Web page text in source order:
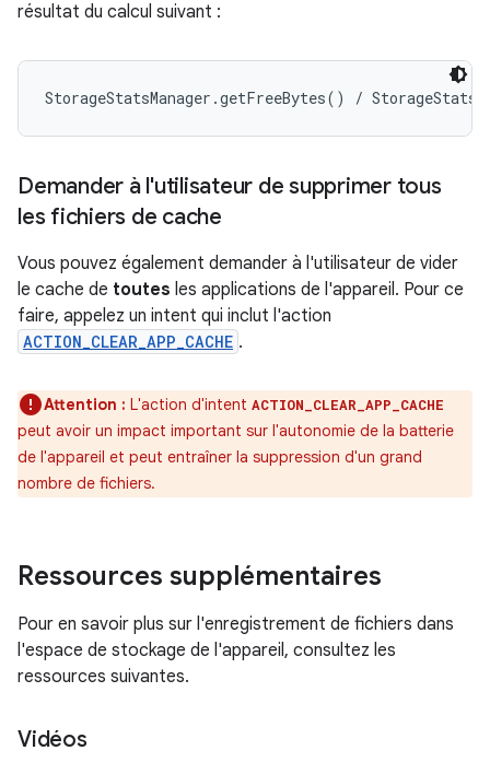
résultat du calcul suivant :
Demander à l'utilisateur de supprimer tous
les fichiers de cache
Vous pouvez également demander à l'utilisateur de vider
le cache de toutes les applications de l'appareil. Pour ce
faire, appelez un intent qui inclut l'action
ACTION_CLEAR_APP_CACHE .
Attention : L'action d'intent ACTION_CLEAR_APP_CACHE
peut avoir un impact important sur l'autonomie de la batterie
de l'appareil et peut entraîner la suppression d'un grand
nombre de fichiers.
Ressources supplémentaires
Pour en savoir plus sur l'enregistrement de fichiers dans
l'espace de stockage de l'appareil, consultez les
ressources suivantes.
Vidéos